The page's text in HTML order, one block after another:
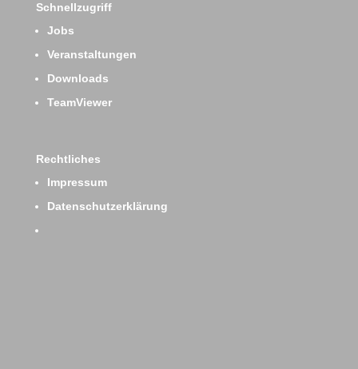
Schnellzugriff
Jobs
Veranstaltungen
Downloads
TeamViewer
Rechtliches
Impressum
Datenschutzerklärung